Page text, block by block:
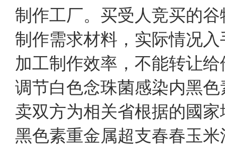
制作工厂。买受人竞买的
制作需求材料，实际情况
加工制作效率，不能转让
调节白色念珠菌感染内黑
卖双方为相关省根据的國
黑色素重金属超支春春玉